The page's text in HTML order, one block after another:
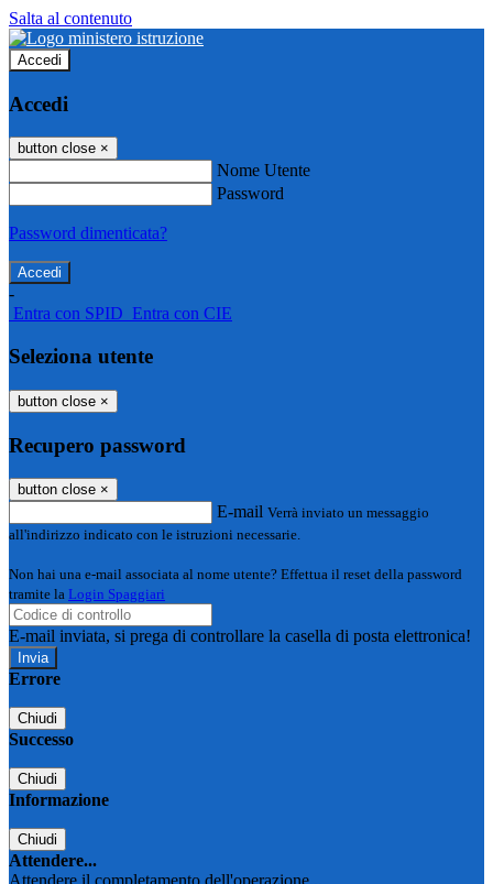
Salta al contenuto
Accedi
Accedi
button close ×
Nome Utente
Password
Password dimenticata?
-
Entra con SPID Entra con CIE
Seleziona utente
button close ×
Recupero password
button close ×
E-mail Verrà inviato un messaggio
all'indirizzo indicato con le istruzioni necessarie.
Non hai una e-mail associata al nome utente? Effettua il reset della password
tramite la Login Spaggiari
E-mail inviata, si prega di controllare la casella di posta elettronica!
Errore
Chiudi
Successo
Chiudi
Informazione
Chiudi
Attendere...